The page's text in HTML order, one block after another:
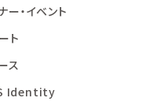
ー・イベント
ト
ス
Identity